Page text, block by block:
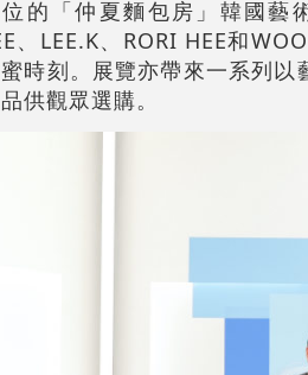
的「仲夏麵包房」韓國藝
、LEE.K、RORI HEE和
時刻。展覽亦帶來一系列
供觀眾選購。